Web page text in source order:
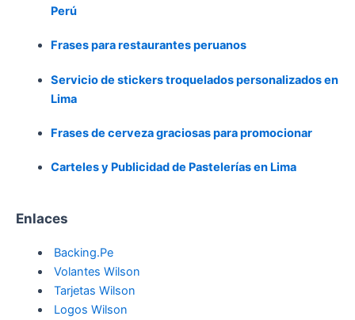
Perú
Frases para restaurantes peruanos
Servicio de stickers troquelados personalizados en
Lima
Frases de cerveza graciosas para promocionar
Carteles y Publicidad de Pastelerías en Lima
Enlaces
Backing.Pe
Volantes Wilson
Tarjetas Wilson
Logos Wilson